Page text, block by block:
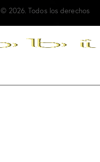
© 2026. Todos los derechos